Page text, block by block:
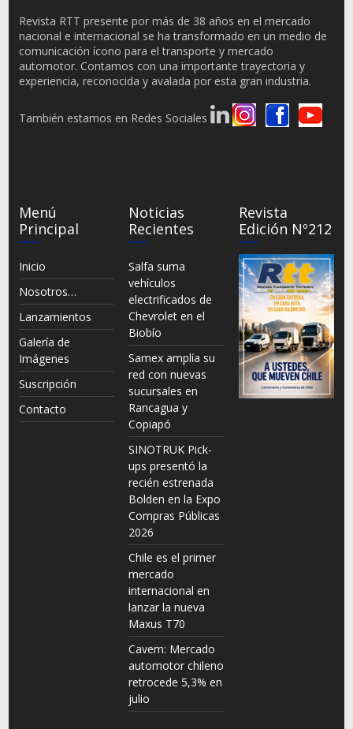
Revista RTT presente por más de 38 años en el mercado
nacional e internacional se ha transformado en un medio de
comunicación ícono para el transporte y mercado
automotor. Contamos con una importante trayectoria y
experiencia, reconocida y avalada por esta gran industria.
También estamos en Redes Sociales
Menú
Principal
Inicio
Nosotros…
Lanzamientos
Galería de
Imágenes
Suscripción
Contacto
Noticias
Recientes
Salfa suma
vehículos
electrificados de
Chevrolet en el
Biobío
Samex amplía su
red con nuevas
sucursales en
Rancagua y
Copiapó
SINOTRUK Pick-
ups presentó la
recién estrenada
Bolden en la Expo
Compras Públicas
2026
Chile es el primer
mercado
internacional en
lanzar la nueva
Maxus T70
Cavem: Mercado
automotor chileno
retrocede 5,3% en
julio
Revista
Edición Nº212